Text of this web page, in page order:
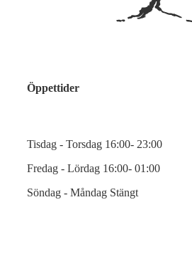
Öppettider
Tisdag - Torsdag 16:00- 23:00
Fredag - Lördag 16:00- 01:00
Söndag - Måndag Stängt